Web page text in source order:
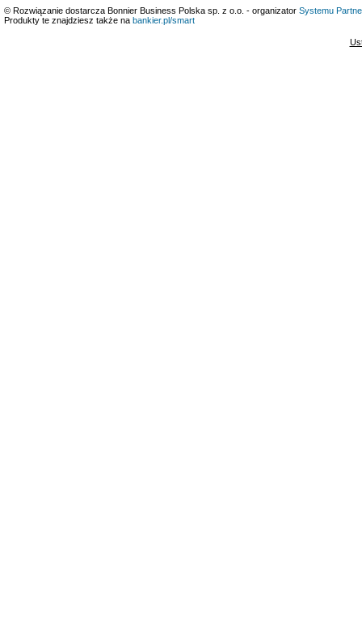
© Rozwiązanie dostarcza Bonnier Business Polska sp. z o.o. - organizator Systemu
Produkty te znajdziesz także na bankier.pl/smart